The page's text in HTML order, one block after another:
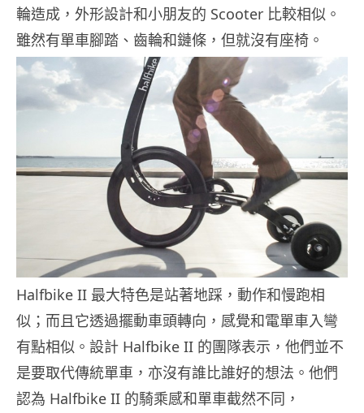
輪造成，外形設計和小朋友的 Scooter 比較相似。
雖然有單車腳踏、齒輪和鏈條，但就沒有座椅。
Halfbike II 最大特色是站著地踩，動作和慢跑相
似；而且它透過擺動車頭轉向，感覺和電單車入彎
有點相似。設計 Halfbike II 的團隊表示，他們並不
是要取代傳統單車，亦沒有誰比誰好的想法。他們
認為 Halfbike II 的騎乘感和單車截然不同，